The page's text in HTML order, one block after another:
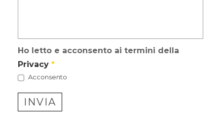
Ho letto e acconsento ai termini della
Privacy *
Acconsento
INVIA